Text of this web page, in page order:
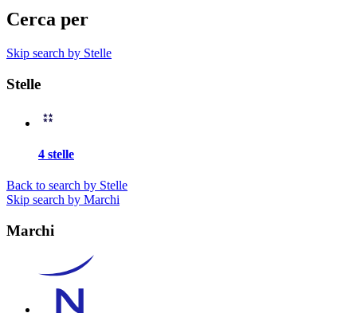
Cerca per
Skip search by Stelle
Stelle
4 stelle
Back to search by Stelle
Skip search by Marchi
Marchi